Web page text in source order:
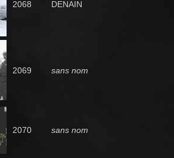
2068 DENAIN
2069 sans nom
2070 sans nom